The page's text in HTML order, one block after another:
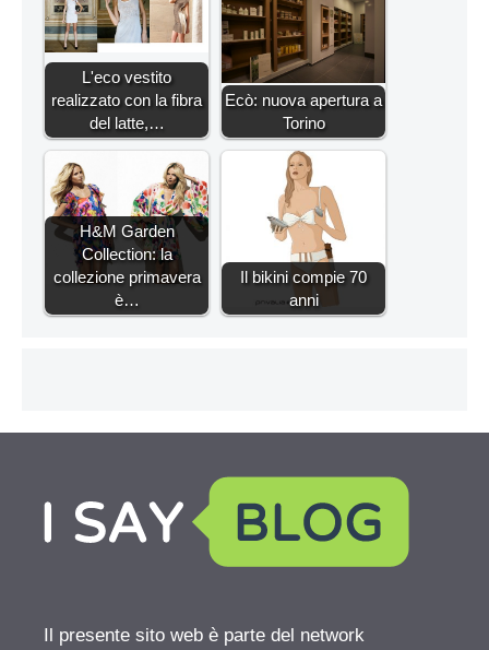
L'eco vestito
realizzato con la fibra
del latte,…
Ecò: nuova apertura a
Torino
H&M Garden
Collection: la
collezione primavera
è…
Il bikini compie 70
anni
Il presente sito web è parte del network